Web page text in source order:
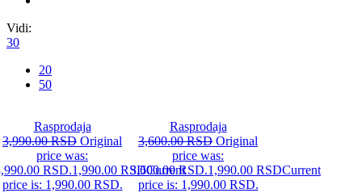
Vidi:
30
20
50
Rasprodaja
3,990.00RSD Original
price was:
RSD.1,990.00 RSDCurrent
price is: 1,990.00 RSD.
Rasprodaja
3,600.00RSD Original
price was:
3,600.00 RSD.1,990.00 RSDCurrent
price is: 1,990.00 RSD.